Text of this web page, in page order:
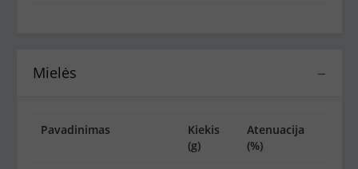
−
Mielės
Pavadinimas
Kiekis
(g)
Atenuacija
(%)